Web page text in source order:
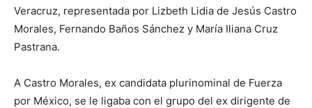
Veracruz, representada por Lizbeth Lidia de Jesús Castro
Morales, Fernando Baños Sánchez y María Iliana Cruz
Pastrana.
A Castro Morales, ex candidata plurinominal de Fuerza
por México, se le ligaba con el grupo del ex dirigente de